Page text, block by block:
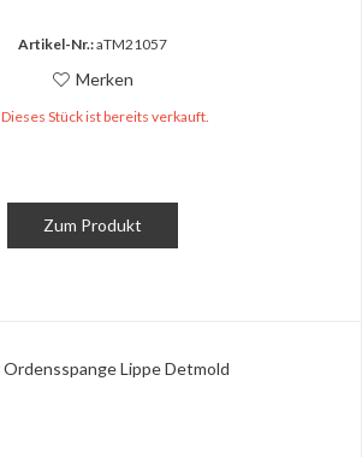
Artikel-Nr.:aTM21057
Merken
Dieses Stück ist bereits verkauft.
Zum Produkt